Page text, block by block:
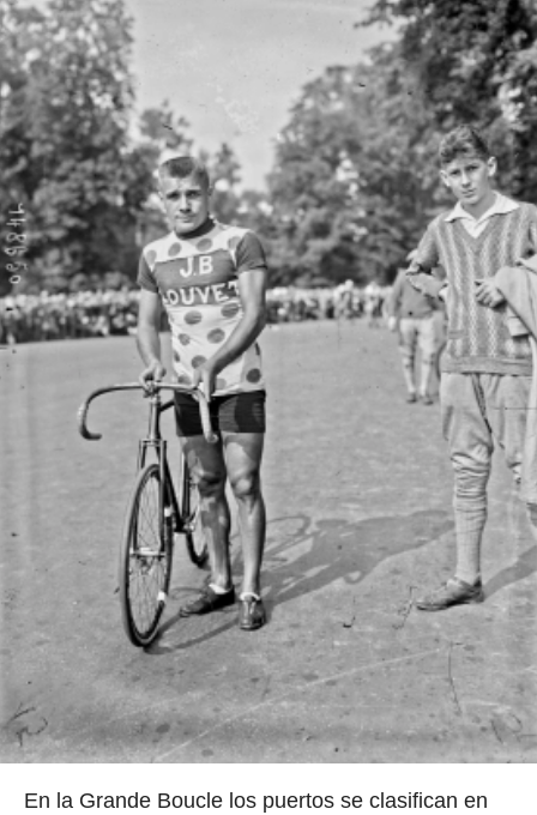
En la Grande Boucle los puertos se clasifican en